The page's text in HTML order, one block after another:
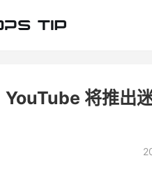
YouTube 将推出